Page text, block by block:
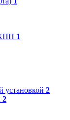
1
установкой 2
2